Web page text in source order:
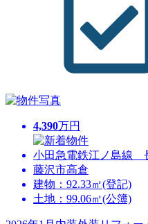
4,390万円
小田急電鉄江ノ島線
藤沢市高倉
建物：92.33㎡(登記)
土地：99.06㎡(公簿)